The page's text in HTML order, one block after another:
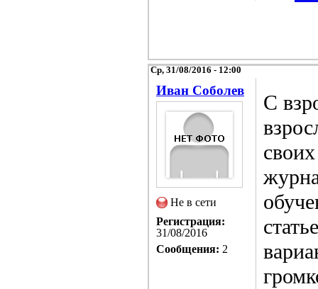
Ср, 31/08/2016 - 12:00
Иван Соболев
Не в сети
Регистрация:
31/08/2016
Сообщения: 2
С